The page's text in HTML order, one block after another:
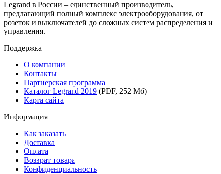
Legrand в России – единственный производитель,
предлагающий полный комплекс электрооборудования, от
розеток и выключателей до сложных систем распределения и
управления.
Поддержка
О компании
Контакты
Партнерская программа
Каталог Legrand 2019 (PDF, 252 Мб)
Карта сайта
Информация
Как заказать
Доставка
Оплата
Возврат товара
Конфиденциальность